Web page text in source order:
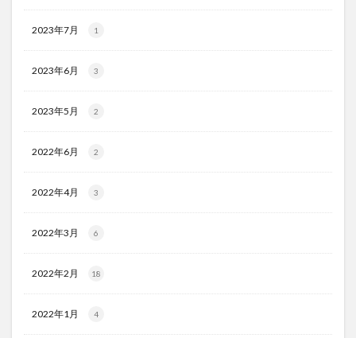
2023年7月 1
2023年6月 3
2023年5月 2
2022年6月 2
2022年4月 3
2022年3月 6
2022年2月 18
2022年1月 4